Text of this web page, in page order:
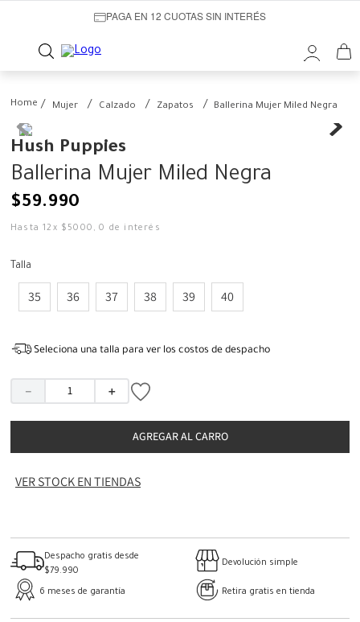
PAGA EN 12 CUOTAS SIN INTERÉS
Mujer Calzado Zapatos Ballerina Mujer Miled Negra
Hush Puppies
Ballerina Mujer Miled Negra
$59.990
Hasta12 x $ 5000 ,0 de interés
Talla
35 36 37 38 39 40
Seleciona una talla para ver los costos de despacho
＋
－
AGREGAR AL CARRO
VER STOCK EN TIENDAS
Despacho gratis desde
$79.990
Devolución simple
6 meses de garantía Retira gratis en tienda